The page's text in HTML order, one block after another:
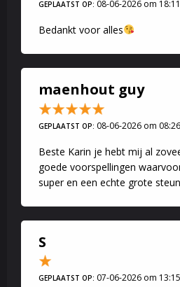
GEPLAATST OP: 08-06-2026 om
Bedankt voor alles
maenhout guy
GEPLAATST OP: 08-06-2026 om
Beste Karin je hebt mij al
goede voorspellingen
super en een echte grote
S
GEPLAATST OP: 07-06-2026 om